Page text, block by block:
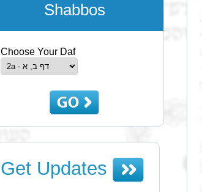
Shabbos
Choose Your Daf
Get Updates